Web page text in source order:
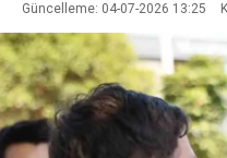
Güncelleme: 04-07-2026 13:25